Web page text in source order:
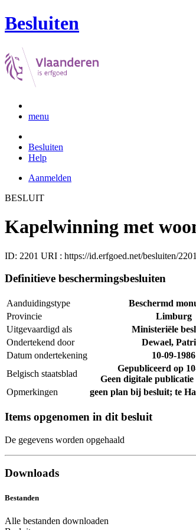
Besluiten
menu
Besluiten
Help
Aanmelden
BESLUIT
Kapelwinning met
ID: 2201 URI : https://id.erfgoed.net/besluiten/2201
Definitieve beschermingsbesluiten
Aanduidingstype
Beschermd
Provincie
Limburg
Uitgevaardigd als
Ministeriële
Ondertekend door
Dewael,
Datum ondertekening
10-09-1986
Belgisch staatsblad
Gepubliceerd op
Geen digitale
Opmerkingen
geen plan bij besluit; te
Items opgenomen in dit besluit
De gegevens worden opgehaald
Downloads
Bestanden
Alle bestanden downloaden